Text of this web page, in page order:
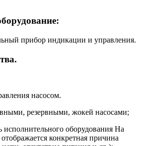
прибор индикации и управления.
насосом.
резервными, жокей насосами;
оборудования На
отображается конкретная причина